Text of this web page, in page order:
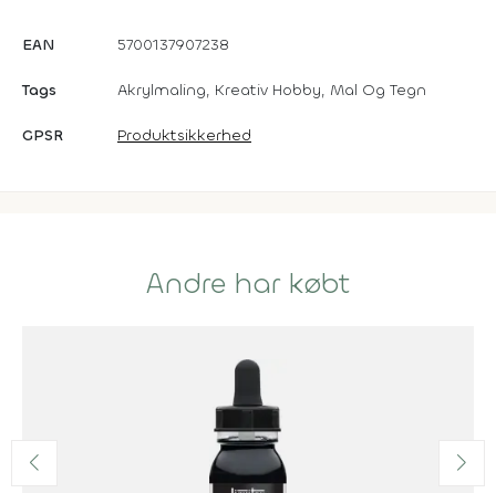
EAN 5700137907238
Tags Akrylmaling, Kreativ Hobby, Mal Og Tegn
GPSR Produktsikkerhed
Andre har købt